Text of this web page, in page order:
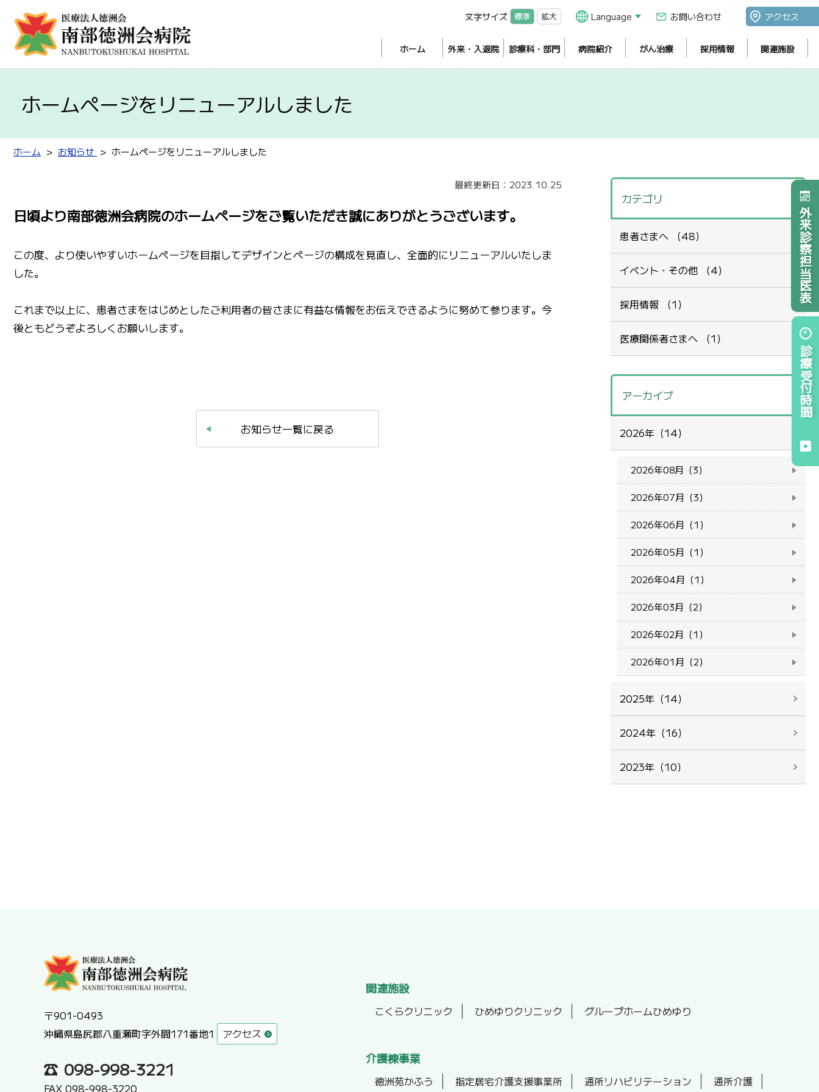
外来診察担当医表
診療受付時間
文字サイズ 標準 拡大 Language お問い合わせ アクセス
ホーム 外来・入退院 診療科・部門 病院紹介 がん治療 採用情報 関連施設
ホームページをリニューアルしました
ホーム お知らせ ホームページをリニューアルしました
最終更新日：2023.10.25
日頃より南部徳洲会病院のホームページをご覧いただき誠にありがとうございます。
この度、より使いやすいホームページを目指してデザインとページの構成を見直し、全面的にリニューアルいたしま
した。
これまで以上に、患者さまをはじめとしたご利用者の皆さまに有益な情報をお伝えできるように努めて参ります。今
後ともどうぞよろしくお願いします。
お知らせ一覧に戻る
カテゴリ
患者さまへ （48）
イベント・その他 （4）
採用情報 （1）
医療関係者さまへ （1）
アーカイブ
2026年（14）
2026年08月（3）
2026年07月（3）
2026年06月（1）
2026年05月（1）
2026年04月（1）
2026年03月（2）
2026年02月（1）
2026年01月（2）
2025年（14）
2024年（16）
2023年（10）
〒901-0493
沖縄県島尻郡八重瀬町字外間171番地1
アクセス
098-998-3221
FAX 098-998-3220
関連施設
こくらクリニック ひめゆりクリニック グループホームひめゆり
介護棟事業
徳洲苑かふう 指定居宅介護支援事業所 通所リハビリテーション 通所介護